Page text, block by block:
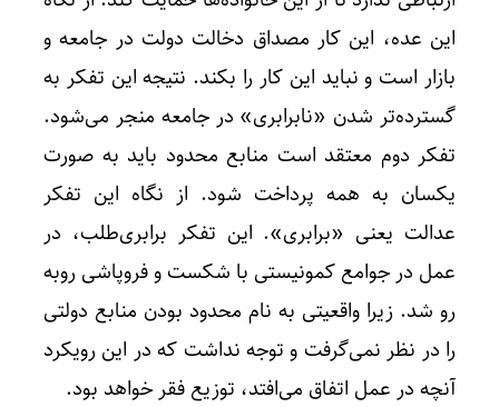
این عده، این کار مصداق دخالت دولت در جامعه و
بازار است و نباید این کار را بکند. نتیجه این تفکر به
گسترده‌تر شدن «نابرابری» در جامعه منجر می‌شود.
تفکر دوم معتقد است منابع محدود باید به صورت
یکسان به همه پرداخت شود. از نگاه این تفکر
عدالت یعنی «برابری». این تفکر برابری‌طلب، در
عمل در جوامع کمونیستی با شکست و فروپاشی روبه
رو شد. زیرا واقعیتی به نام محدود بودن منابع دولتی
را در نظر نمی‌گرفت و توجه نداشت که در این رویکرد
آنچه در عمل اتفاق می‌افتد، توزیع فقر خواهد بود.